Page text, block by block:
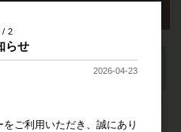
ご利用方法をご説明いたします。
2
らせ
2026-04-23
ご利用いただき、誠にあり